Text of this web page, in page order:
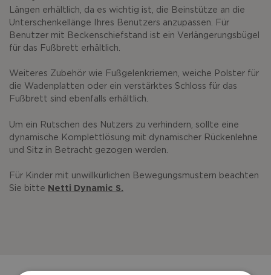
Längen erhältlich, da es wichtig ist, die Beinstütze an die
Unterschenkellänge Ihres Benutzers anzupassen. Für
Benutzer mit Beckenschiefstand ist ein Verlängerungsbügel
für das Fußbrett erhältlich.
Weiteres Zubehör wie Fußgelenkriemen, weiche Polster für
die Wadenplatten oder ein verstärktes Schloss für das
Fußbrett sind ebenfalls erhältlich.
Um ein Rutschen des Nutzers zu verhindern, sollte eine
dynamische Komplettlösung mit dynamischer Rückenlehne
und Sitz in Betracht gezogen werden.
Für Kinder mit unwillkürlichen Bewegungsmustern beachten
Sie bitte
Netti Dynamic S.